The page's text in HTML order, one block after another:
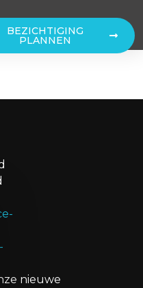
BEZICHTIGING
PLANNEN
nieuwe